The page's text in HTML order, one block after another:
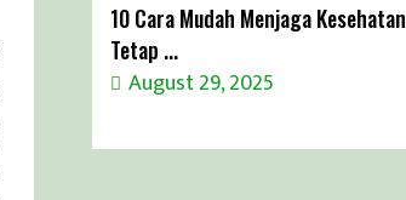
10 Cara Mudah Menjaga
Tetap ...
August 29, 2025